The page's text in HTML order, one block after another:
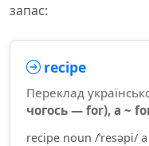
запас:
recipe
Переклад
чогось — for), a ~
recipe noun /ˈresəpi/